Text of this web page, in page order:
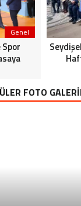
Genel
FOTO